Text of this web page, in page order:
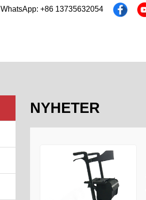
WhatsApp: +86 13735632054
NYHETER